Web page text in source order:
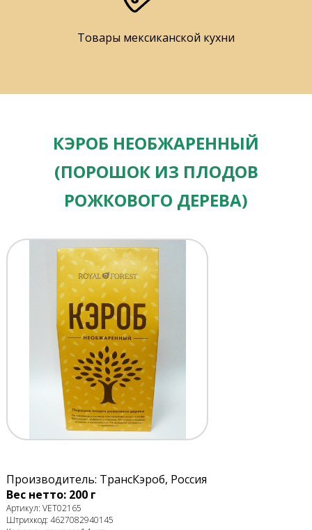
Товары мексиканской кухни
КЭРОБ НЕОБЖАРЕННЫЙ
(ПОРОШОК ИЗ ПЛОДОВ
РОЖКОВОГО ДЕРЕВА)
Производитель: ТрансКэроб, Россия
Вес нетто: 200 г
Артикул: VET02165
Штрихкод: 4627082940145